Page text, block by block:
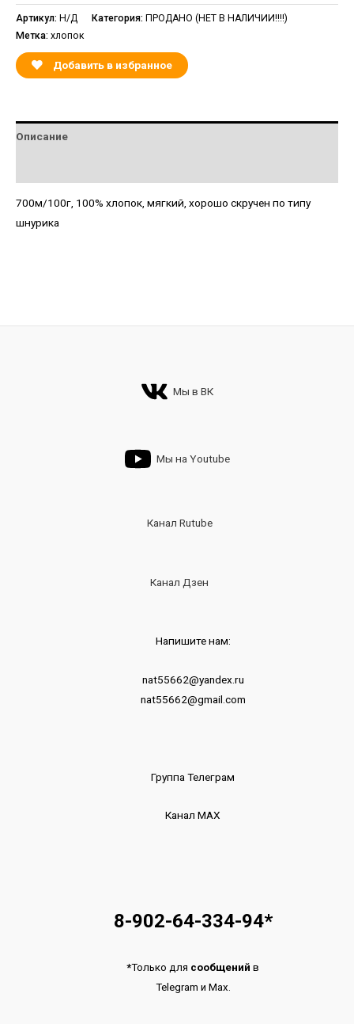
Артикул: Н/Д Категория: ПРОДАНО (НЕТ В НАЛИЧИИ!!!!)
Метка: хлопок
Добавить в избранное
Описание
700м/100г, 100% хлопок, мягкий, хорошо скручен по типу
шнурика
Мы в ВК
Мы на Youtube
Канал Rutube
Канал Дзен
Напишите нам:
nat55662@yandex.ru
nat55662@gmail.com
Группа Телеграм
Канал МАХ
8-902-64-334-94*
*Только для сообщений в
Telegram и Max.